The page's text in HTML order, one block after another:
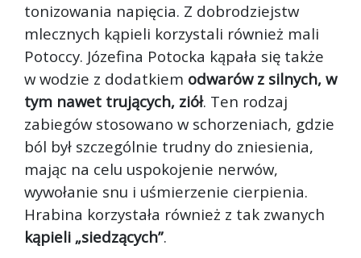
tonizowania napięcia. Z dobrodziejstw
mlecznych kąpieli korzystali również mali
Potoccy. Józefina Potocka kąpała się także
w wodzie z dodatkiem odwarów z silnych, w
tym nawet trujących, ziół. Ten rodzaj
zabiegów stosowano w schorzeniach, gdzie
ból był szczególnie trudny do zniesienia,
mając na celu uspokojenie nerwów,
wywołanie snu i uśmierzenie cierpienia.
Hrabina korzystała również z tak zwanych
kąpieli „siedzących”.